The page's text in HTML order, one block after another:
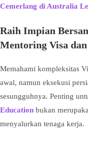
Cemerlang di Australia
Raih Impian
Mentoring Visa
Memahami kompleksitas
awal, namun eksekusi
sesungguhnya. Penting
Education bukan
menyalurkan tenaga kerja.